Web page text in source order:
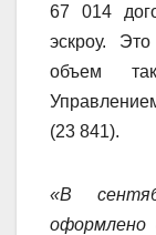
67 014
эскроу.
объем
(23 841).
«В
оформлено